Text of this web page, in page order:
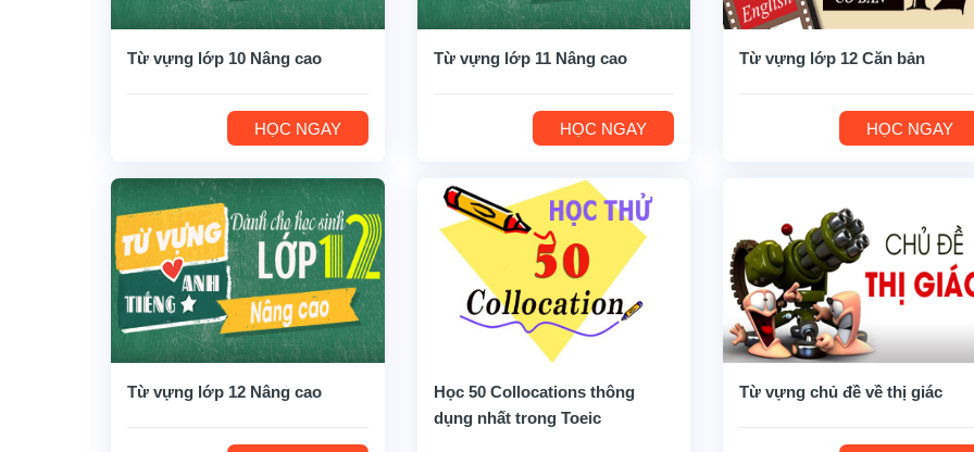
Từ vựng lớp 10 Nâng cao
HỌC NGAY
Từ vựng lớp 11 Nâng cao
HỌC NGAY
Từ vựng lớp 12 Căn bản
HỌC NGAY
Từ vựng lớp 12 Nâng cao
Học 50 Collocations thông
dụng nhất trong Toeic
Từ vựng chủ đề về thị giác